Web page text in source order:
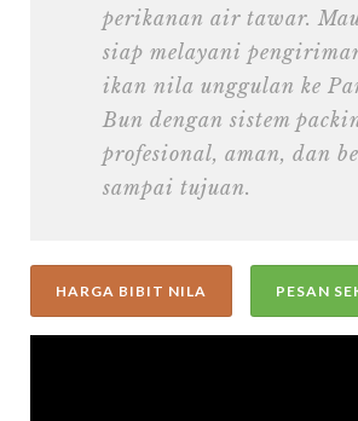
perikanan air tawar.
siap melayani
ikan nila unggulan ke
Bun dengan sistem
profesional, aman, dan
sampai tujuan.
HARGA BIBIT NILA PESAN